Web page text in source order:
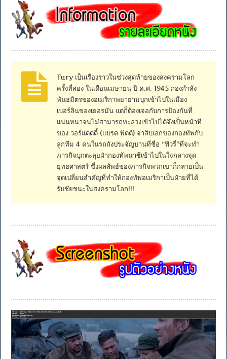
Fury เป็นเรื่องราวในช่วงสุดท้ายของสงครามโลก
ครั้งที่สอง ในเดือนเมษายน ปี ค.ศ. 1945 กองกำลัง
พันธมิตรของอเมริกาพยายามบุกเข้าไปในเมือง
เบอร์ลินของเยอรมัน แต่ก็ต้องเจอกับการป้องกันที่
แน่นหนาจนไม่สามารถทะลวงเข้าไปได้จึงเป็นหน้าที่
ของ วอร์แดดดี้ (แบรด พิตต์) จ่าสิบเอกของกองทัพกับ
ลูกทีม 4 คนในรถถังประจัญบานที่ชื่อ “ฟิวรี่”ที่จะทำ
ภารกิจบุกตะลุยฝ่ากองทัพนาซีเข้าไปในใจกลางจุด
ยุทธศาสตร์ ซึ่งผลลัพธ์ของภารกิจพวกเขาก็กลายเป็น
จุดเปลี่ยนสำคัญที่ทำให้กองทัพอเมริกาเป็นฝ่ายที่ได้
รับชัยชนะในสงครามโลก!!!